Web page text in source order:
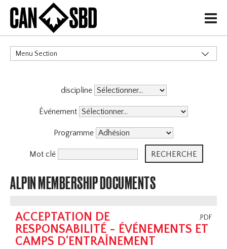
H
Menu Section
Politiques de Gouvernance
Services aux Membres
discipline
Événement
Programme
Mot clé
ALPIN MEMBERSHIP DOCUMENTS
.PDF
ACCEPTATION DE
RESPONSABILITÉ - ÉVÉNEMENTS ET
CAMPS D'ENTRAÎNEMENT